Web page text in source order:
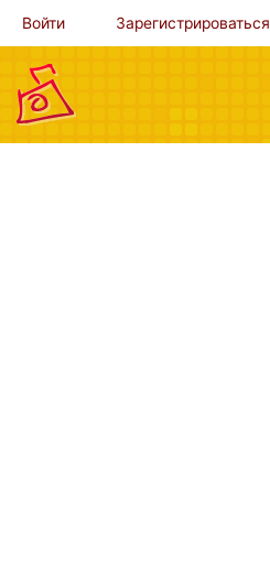
Войти Зарегистрироваться